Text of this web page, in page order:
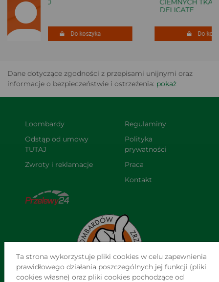
W210
Do koszyka
CIEMNYCH
DELICATE
Do
Dane dotyczące zgodności z przepisami unijnymi oraz
informacje o bezpieczeństwie i ostrzeżenia: pokaż
Loombardy
Odstąp od umowy
TUTAJ
Zwroty i reklamacje
Regulaminy
Polityka
prywatności
Praca
Kontakt
Ta strona wykorzystuje pliki cookies w celu zapewnienia
prawidłowego działania poszczególnych jej funkcji (pliki
cookies własne) oraz pliki cookies pochodzące od